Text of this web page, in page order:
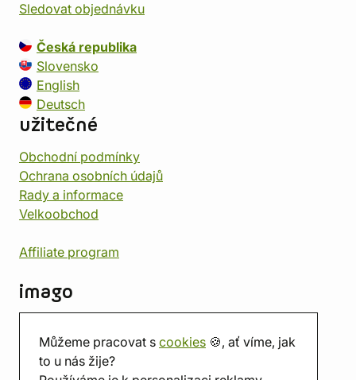
Můžeme pracovat s cookies 🍪, ať víme, jak
to u nás žije?
Sledovat objednávku
Česká republika
Slovensko
English
Deutsch
užitečné
Obchodní podmínky
Ochrana osobních údajů
Rady a informace
Velkoobchod
Affiliate program
imago
Prodejna
Herna